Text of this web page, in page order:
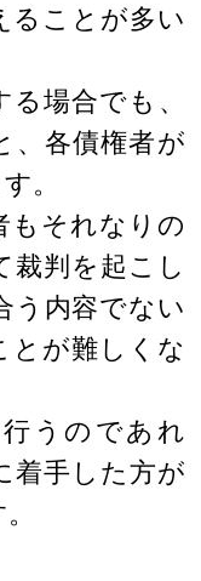
ることが多い
場合でも、
、各債権者が
。
もそれなりの
裁判を起こし
う内容でない
とが難しくな
うのであれ
着手した方が